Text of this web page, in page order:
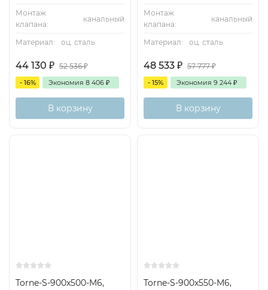
Монтаж
клапана:
канальный
Материал: оц. сталь
44 130 ₽ 52 536₽
- 16% Экономия 8 406 ₽
В корзину
Монтаж
клапана:
канальный
Материал: оц. сталь
48 533 ₽ 57 777₽
- 15% Экономия 9 244 ₽
В корзину
Torne-S-900x500-M6,
Torne-S-900x550-M6,